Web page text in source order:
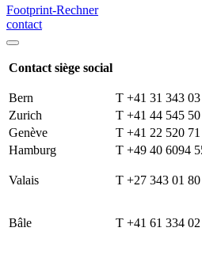
Footprint-Rechner
contact
Contact siège social
Bern
T +41 31 343
Zurich
T +41 44 545
Genève
T +41 22 520
Hamburg
T +49 40 6094
Valais T +27 343 01 80
Bâle T +41 61 334